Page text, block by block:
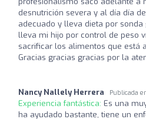
desnutrición severa y al día día
adecuado y lleva dieta por sonda
lleva mi hijo por control de peso
sacrificar los alimentos que está
Gracias gracias gracias por la
Nancy Nallely Herrera Publicada
Experiencia fantástica: Es una
ha ayudado bastante, tiene un